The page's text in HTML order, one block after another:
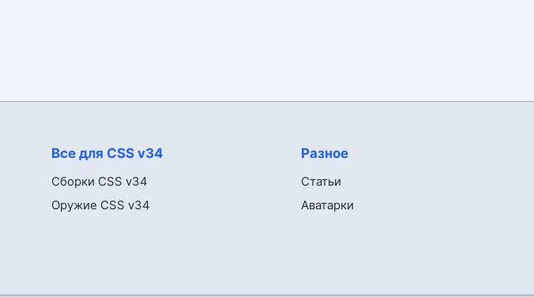
Все для CSS v34
Сборки CSS v34
Оружие CSS v34
Разное
Статьи
Аватарки